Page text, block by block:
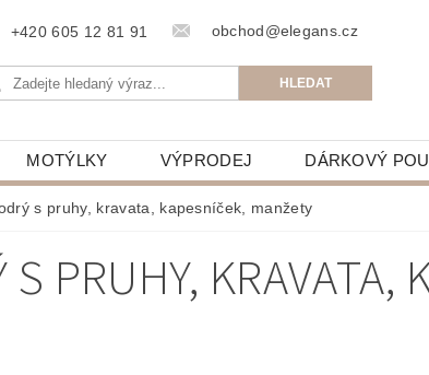
+420 605 12 81 91 obchod@elegans.cz
MOTÝLKY VÝPRODEJ DÁRKOVÝ
s pruhy, kravata, kapesníček, manžety
PRUHY, KRAVATA,